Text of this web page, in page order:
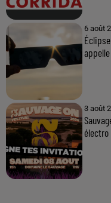
6 août
3 août